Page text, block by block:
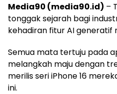
Media90 (media90.id) –
tonggak sejarah bagi
kehadiran fitur AI generatif
Semua mata tertuju pada
melangkah maju dengan
merilis seri iPhone 16
ini.